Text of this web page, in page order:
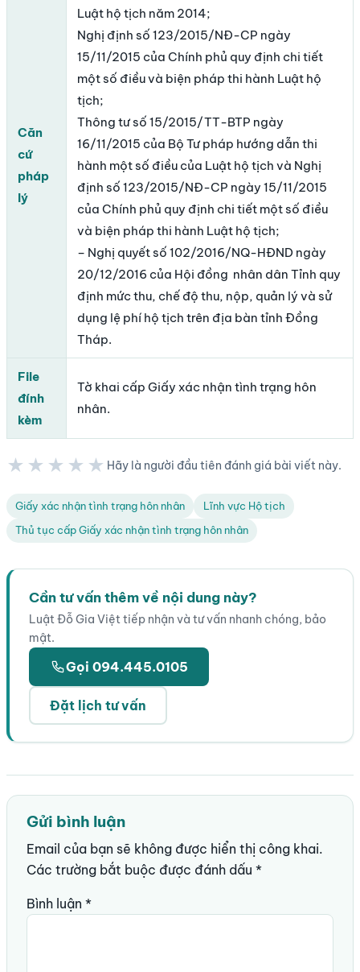
Căn
cứ
pháp
lý
Luật hộ tịch năm 2014;
Nghị định số 123/2015/NĐ-CP ngày
15/11/2015 của Chính phủ quy định chi tiết
một số điều và biện pháp thi hành Luật hộ
tịch;
Thông tư số 15/2015/TT-BTP ngày
16/11/2015 của Bộ Tư pháp hướng dẫn thi
hành một số điều của Luật hộ tịch và Nghị
định số 123/2015/NĐ-CP ngày 15/11/2015
của Chính phủ quy định chi tiết một số điều
và biện pháp thi hành Luật hộ tịch;
– Nghị quyết số 102/2016/NQ-HĐND ngày
20/12/2016 của Hội đồng nhân dân Tỉnh quy
định mức thu, chế độ thu, nộp, quản lý và sử
dụng lệ phí hộ tịch trên địa bàn tỉnh Đồng
Tháp.
File
đính
kèm
Tờ khai cấp Giấy xác nhận tình trạng hôn
nhân.
★★★★★ Hãy là người đầu tiên đánh giá bài viết này.
Giấy xác nhận tình trạng hôn nhân
Lĩnh vực Hộ tịch
Thủ tục cấp Giấy xác nhận tình trạng hôn nhân
Cần tư vấn thêm về nội dung này?
Luật Đỗ Gia Việt tiếp nhận và tư vấn nhanh chóng, bảo
mật.
Gọi 094.445.0105
Đặt lịch tư vấn
Gửi bình luận
Email của bạn sẽ không được hiển thị công khai.
Các trường bắt buộc được đánh dấu *
Bình luận *